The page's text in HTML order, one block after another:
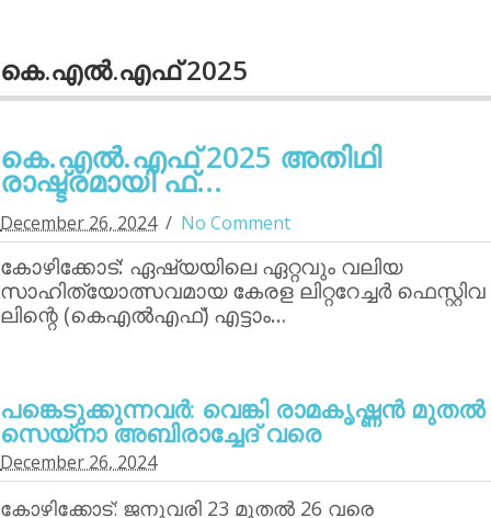
കെ.എല്‍.എഫ് 2025
കെ.എല്‍.എഫ് 2025 അതിഥി
രാഷ്ട്രമായി ഫ്...
December 26, 2024 No Comment
കോഴിക്കോട്: ഏഷ്യയിലെ ഏറ്റവും വലിയ
സാഹിത്യോത്സവമായ കേരള ലിറ്ററേച്ചര്‍ ഫെസ്റ്റിവ
ലിന്റെ (കെഎല്‍എഫ്) എട്ടാം…
പങ്കെടുക്കുന്നവര്‍: വെങ്കി രാമകൃഷ്ണന്‍ മുതല്‍
സെയ്‌നാ അബിരാച്ചേദ് വരെ
December 26, 2024
കോഴിക്കോട്: ജനുവരി 23 മുതല്‍ 26 വരെ